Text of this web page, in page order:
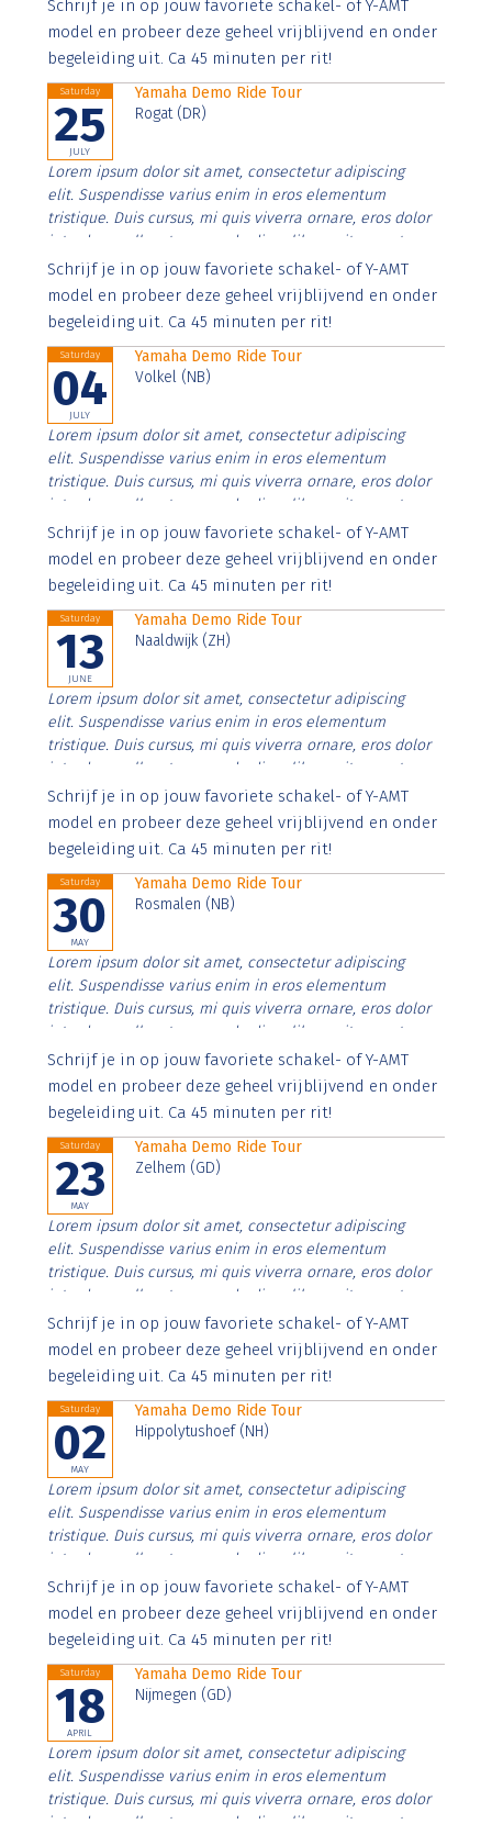
imperdiet. Nunc ut sem vitae risus tristique posuere.
Schrijf je in op jouw favoriete schakel- of Y-AMT
model en probeer deze geheel vrijblijvend en onder
begeleiding uit. Ca 45 minuten per rit!
Saturday
25
JULY
Yamaha Demo Ride Tour
Rogat (DR)
Lorem ipsum dolor sit amet, consectetur adipiscing
elit. Suspendisse varius enim in eros elementum
tristique. Duis cursus, mi quis viverra ornare, eros dolor
interdum nulla, ut commodo diam libero vitae erat.
Aenean faucibus nibh et justo cursus id rutrum lorem
imperdiet. Nunc ut sem vitae risus tristique posuere.
Schrijf je in op jouw favoriete schakel- of Y-AMT
model en probeer deze geheel vrijblijvend en onder
begeleiding uit. Ca 45 minuten per rit!
Saturday
04
JULY
Yamaha Demo Ride Tour
Volkel (NB)
Lorem ipsum dolor sit amet, consectetur adipiscing
elit. Suspendisse varius enim in eros elementum
tristique. Duis cursus, mi quis viverra ornare, eros dolor
interdum nulla, ut commodo diam libero vitae erat.
Aenean faucibus nibh et justo cursus id rutrum lorem
imperdiet. Nunc ut sem vitae risus tristique posuere.
Schrijf je in op jouw favoriete schakel- of Y-AMT
model en probeer deze geheel vrijblijvend en onder
begeleiding uit. Ca 45 minuten per rit!
Saturday
13
JUNE
Yamaha Demo Ride Tour
Naaldwijk (ZH)
Lorem ipsum dolor sit amet, consectetur adipiscing
elit. Suspendisse varius enim in eros elementum
tristique. Duis cursus, mi quis viverra ornare, eros dolor
interdum nulla, ut commodo diam libero vitae erat.
Aenean faucibus nibh et justo cursus id rutrum lorem
imperdiet. Nunc ut sem vitae risus tristique posuere.
Schrijf je in op jouw favoriete schakel- of Y-AMT
model en probeer deze geheel vrijblijvend en onder
begeleiding uit. Ca 45 minuten per rit!
Saturday
30
MAY
Yamaha Demo Ride Tour
Rosmalen (NB)
Lorem ipsum dolor sit amet, consectetur adipiscing
elit. Suspendisse varius enim in eros elementum
tristique. Duis cursus, mi quis viverra ornare, eros dolor
interdum nulla, ut commodo diam libero vitae erat.
Aenean faucibus nibh et justo cursus id rutrum lorem
imperdiet. Nunc ut sem vitae risus tristique posuere.
Schrijf je in op jouw favoriete schakel- of Y-AMT
model en probeer deze geheel vrijblijvend en onder
begeleiding uit. Ca 45 minuten per rit!
Saturday
23
MAY
Yamaha Demo Ride Tour
Zelhem (GD)
Lorem ipsum dolor sit amet, consectetur adipiscing
elit. Suspendisse varius enim in eros elementum
tristique. Duis cursus, mi quis viverra ornare, eros dolor
interdum nulla, ut commodo diam libero vitae erat.
Aenean faucibus nibh et justo cursus id rutrum lorem
imperdiet. Nunc ut sem vitae risus tristique posuere.
Schrijf je in op jouw favoriete schakel- of Y-AMT
model en probeer deze geheel vrijblijvend en onder
begeleiding uit. Ca 45 minuten per rit!
Saturday
02
MAY
Yamaha Demo Ride Tour
Hippolytushoef (NH)
Lorem ipsum dolor sit amet, consectetur adipiscing
elit. Suspendisse varius enim in eros elementum
tristique. Duis cursus, mi quis viverra ornare, eros dolor
interdum nulla, ut commodo diam libero vitae erat.
Aenean faucibus nibh et justo cursus id rutrum lorem
imperdiet. Nunc ut sem vitae risus tristique posuere.
Schrijf je in op jouw favoriete schakel- of Y-AMT
model en probeer deze geheel vrijblijvend en onder
begeleiding uit. Ca 45 minuten per rit!
Saturday
18
APRIL
Yamaha Demo Ride Tour
Nijmegen (GD)
Lorem ipsum dolor sit amet, consectetur adipiscing
elit. Suspendisse varius enim in eros elementum
tristique. Duis cursus, mi quis viverra ornare, eros dolor
interdum nulla, ut commodo diam libero vitae erat.